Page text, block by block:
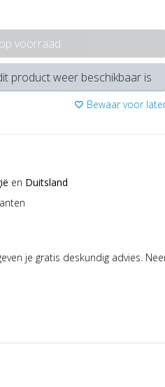
voorraad
product weer beschikbaar is
favorite_border Bewaar voor
en Duitsland
je gratis deskundig advies.